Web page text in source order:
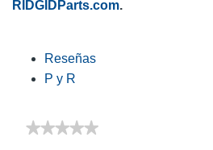
RIDGIDParts.com.
Reseñas
P y R
★★★★★
★★★★★